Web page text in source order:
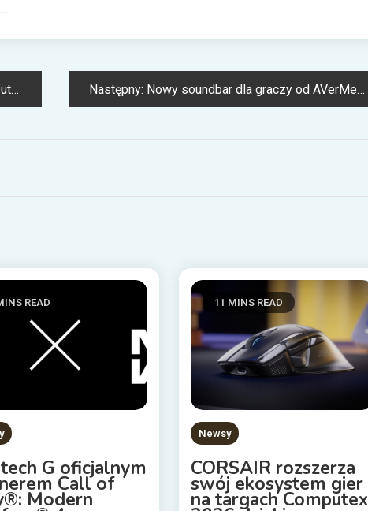
2 i wolnym interfejsem 20-pinowym
Następny: Nowy soundbar dla graczy od AVerMedii
READ
G oficjalnym
Call of
Modern
11 MINS READ
Newsy
CORSAIR rozszerza
swój ekosystem gier
na targach Computex